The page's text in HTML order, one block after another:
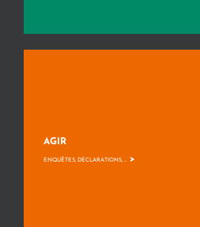
AGIR
ENQUÊTES, DÉCLARATIONS, ... >